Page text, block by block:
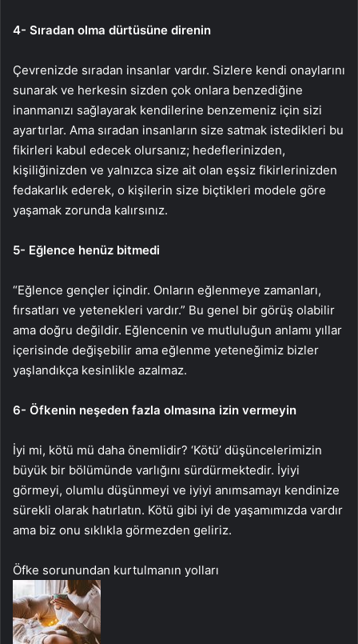
4- Sıradan olma dürtüsüne direnin
Çevrenizde sıradan insanlar vardır. Sizlere kendi onaylarını
sunarak ve herkesin sizden çok onlara benzediğine
inanmanızı sağlayarak kendilerine benzemeniz için sizi
ayartırlar. Ama sıradan insanların size satmak istedikleri bu
fikirleri kabul edecek olursanız; hedeflerinizden,
kişiliğinizden ve yalnızca size ait olan eşsiz fikirlerinizden
fedakarlık ederek, o kişilerin size biçtikleri modele göre
yaşamak zorunda kalırsınız.
5- Eğlence henüz bitmedi
“Eğlence gençler içindir. Onların eğlenmeye zamanları,
fırsatları ve yetenekleri vardır.” Bu genel bir görüş olabilir
ama doğru değildir. Eğlencenin ve mutluluğun anlamı yıllar
içerisinde değişebilir ama eğlenme yeteneğimiz bizler
yaşlandıkça kesinlikle azalmaz.
6- Öfkenin neşeden fazla olmasına izin vermeyin
İyi mi, kötü mü daha önemlidir? ‘Kötü’ düşüncelerimizin
büyük bir bölümünde varlığını sürdürmektedir. İyiyi
görmeyi, olumlu düşünmeyi ve iyiyi anımsamayı kendinize
sürekli olarak hatırlatın. Kötü gibi iyi de yaşamımızda vardır
ama biz onu sıklıkla görmezden geliriz.
Öfke sorunundan kurtulmanın yolları